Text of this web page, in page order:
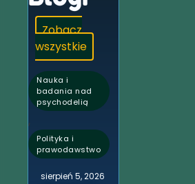
Zobacz
wszystkie
Nauka i
badania nad
psychodelią
,
Polityka i
prawodawstwo
sierpień 5, 2026